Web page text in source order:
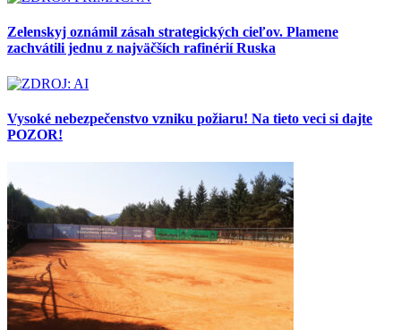
Zelenskyj oznámil zásah strategických cieľov. Plamene
zachvátili jednu z najväčších rafinérií Ruska
Vysoké nebezpečenstvo vzniku požiaru! Na tieto veci si dajte
POZOR!